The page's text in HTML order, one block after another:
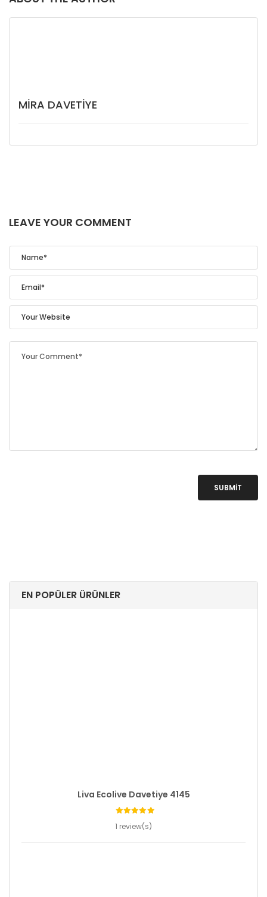
MIRA DAVETIYE
LEAVE YOUR COMMENT
SUBMIT
EN POPÜLER ÜRÜNLER
Liva Ecolive Davetiye 4145
1 review(s)